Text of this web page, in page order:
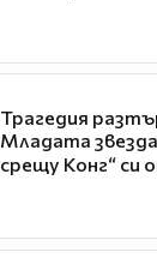
Трагедия
Младата
срещу Конг“ си